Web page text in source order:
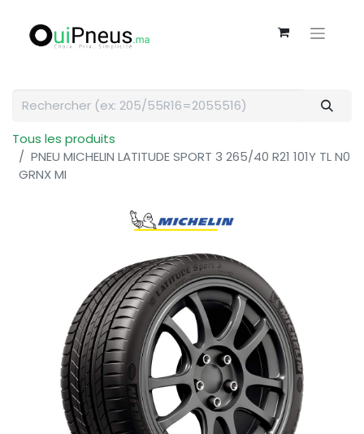
Tous les produits
PNEU MICHELIN LATITUDE SPORT 3 265/40 R21 101Y TL N0
GRNX MI